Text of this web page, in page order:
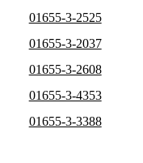
01655-3-2525
01655-3-2037
01655-3-2608
01655-3-4353
01655-3-3388